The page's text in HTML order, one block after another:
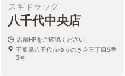
スギドラッグ
八千代中央店
店舗HPをご確認ください
千葉県八千代市ゆりのき台三丁目5番
3号